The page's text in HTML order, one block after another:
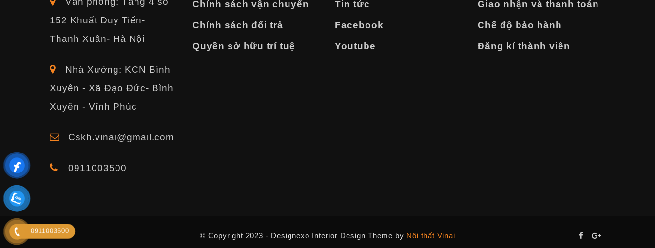
152 Khuất Duy Tiến-
Thanh Xuân- Hà Nội
Nhà Xưởng: KCN Bình
Xuyên - Xã Đạo Đức- Bình
Xuyên - Vĩnh Phúc
Cskh.vinai@gmail.com
0911003500
Chính sách vận chuyển
Chính sách đổi trả
Quyền sở hữu trí tuệ
Tin tức
Facebook
Youtube
Giao nhận và thanh toán
Chế độ bảo hành
Đăng kí thành viên
© Copyright 2023 - Designexo Interior Design Theme by Nội thất Vinai
0911003500